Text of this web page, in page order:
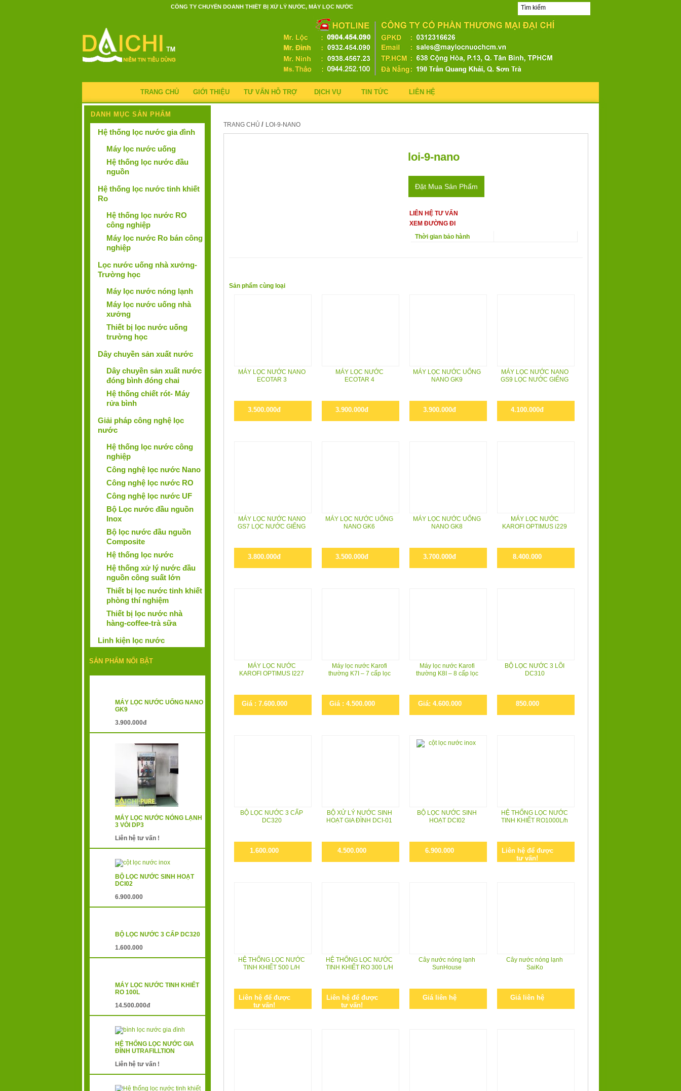
CÔNG TY CHUYÊN DOANH THIẾT BỊ XỬ LÝ NƯỚC, MÁY LỌC NƯỚC
TRANG CHỦ GIỚI THIỆU TƯ VẤN HỖ TRỢ DỊCH VỤ TIN TỨC LIÊN HỆ
DANH MỤC SẢN PHẨM
Hệ thống lọc nước gia đình
Máy lọc nước uống
Hệ thống lọc nước đầu
nguồn
Hệ thống lọc nước tinh khiết
Ro
Hệ thống lọc nước RO
công nghiệp
Máy lọc nước Ro bán công
nghiệp
Lọc nước uống nhà xưởng-
Trường học
Máy lọc nước nóng lạnh
Máy lọc nước uống nhà
xưởng
Thiết bị lọc nước uống
trường học
Dây chuyền sản xuất nước
Dây chuyền sản xuất nước
đóng bình đóng chai
Hệ thống chiết rót- Máy
rửa bình
Giải pháp công nghệ lọc
nước
Hệ thống lọc nước công
nghiệp
Công nghệ lọc nước Nano
Công nghệ lọc nước RO
Công nghệ lọc nước UF
Bộ Lọc nước đầu nguồn
Inox
Bộ lọc nước đầu nguồn
Composite
Hệ thống lọc nước
Hệ thống xử lý nước đầu
nguồn công suất lớn
Thiết bị lọc nước tinh khiết
phòng thí nghiệm
Thiết bị lọc nước nhà
hàng-coffee-trà sữa
Linh kiện lọc nước
SẢN PHẨM NỔI BẬT
MÁY LỌC NƯỚC UỐNG NANO
GK9
3.900.000đ
MÁY LỌC NƯỚC NÓNG LẠNH
3 VÒI DP3
Liên hệ tư vấn !
BỘ LỌC NƯỚC SINH HOẠT
DCI02
6.900.000
BỘ LỌC NƯỚC 3 CẤP DC320
1.600.000
MÁY LỌC NƯỚC TINH KHIẾT
RO 100L
14.500.000đ
HỆ THỐNG LỌC NƯỚC GIA
ĐÌNH UTRAFILLTION
Liên hệ tư vấn !
TRANG CHỦ / LOI-9-NANO
loi-9-nano
Đặt Mua Sản Phẩm
LIÊN HỆ TƯ VẤN
XEM ĐƯỜNG ĐI
Thời gian bảo hành
Sản phẩm cùng loại
MÁY LỌC NƯỚC NANO
ECOTAR 3
3.500.000đ
MÁY LỌC NƯỚC
ECOTAR 4
3.900.000đ
MÁY LỌC NƯỚC UỐNG
NANO GK9
3.900.000đ
MÁY LỌC NƯỚC NANO
GS9 LỌC NƯỚC GIẾNG
4.100.000đ
MÁY LỌC NƯỚC NANO
GS7 LỌC NƯỚC GIẾNG
3.800.000đ
MÁY LỌC NƯỚC UỐNG
NANO GK6
3.500.000đ
MÁY LỌC NƯỚC UỐNG
NANO GK8
3.700.000đ
MÁY LỌC NƯỚC
KAROFI OPTIMUS i229
8.400.000
MÁY LỌC NƯỚC
KAROFI OPTIMUS I227
Giá : 7.600.000
Máy lọc nước Karofi
thường K7I – 7 cấp lọc
Giá : 4.500.000
Máy lọc nước Karofi
thường K8I – 8 cấp lọc
Giá: 4.600.000
BỘ LỌC NƯỚC 3 LÕI
DC310
850.000
BỘ LỌC NƯỚC 3 CẤP
DC320
1.600.000
BỘ XỬ LÝ NƯỚC SINH
HOẠT GIA ĐÌNH DCI-01
4.500.000
BỘ LỌC NƯỚC SINH
HOẠT DCI02
6.900.000
HỆ THỐNG LỌC NƯỚC
TINH KHIẾT RO1000L/h
Liên hệ để được
tư vấn!
HỆ THỐNG LỌC NƯỚC
TINH KHIẾT 500 L/H
Liên hệ để được
tư vấn!
HỆ THỐNG LỌC NƯỚC
TINH KHIẾT RO 300 L/H
Liên hệ để được
tư vấn!
Cây nước nóng lạnh
SunHouse
Giá liên hệ
Cây nước nóng lạnh
SaiKo
Giá liên hệ